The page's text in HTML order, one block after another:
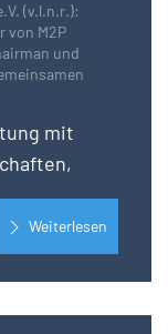
(v.l.n.r.):
von M2P
und
mit
Weiterlesen